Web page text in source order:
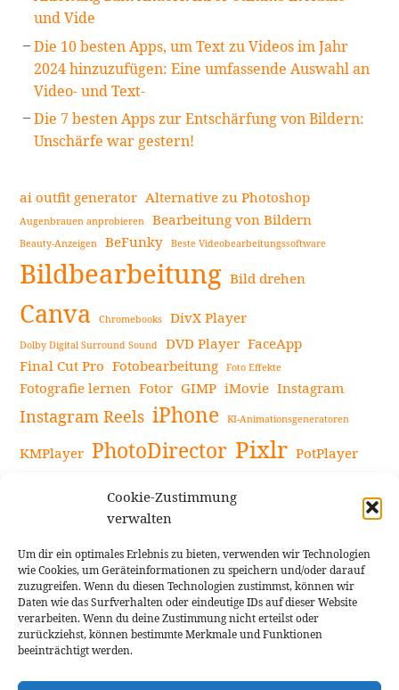
Cookie-Zustimmung
verwalten
Um dir ein optimales Erlebnis zu bieten, verwenden wir Technologien
wie Cookies, um Geräteinformationen zu speichern und/oder darauf
zuzugreifen. Wenn du diesen Technologien zustimmst, können wir
Daten wie das Surfverhalten oder eindeutige IDs auf dieser Website
verarbeiten. Wenn du deine Zustimmung nicht erteilst oder
zurückziehst, können bestimmte Merkmale und Funktionen
beeinträchtigt werden.
und Vide
Die 10 besten Apps, um Text zu Videos im Jahr
2024 hinzuzufügen: Eine umfassende Auswahl an
Video- und Text-
Die 7 besten Apps zur Entschärfung von Bildern:
Unschärfe war gestern!
ai outfit generator Alternative zu Photoshop
Augenbrauen anprobieren Bearbeitung von Bildern
Beauty-Anzeigen BeFunky Beste Videobearbeitungssoftware
Bildbearbeitung Bild drehen
Canva Chromebooks DivX Player
Dolby Digital Surround Sound DVD Player FaceApp
Final Cut Pro Fotobearbeitung Foto Effekte
Fotografie lernen Fotor GIMP iMovie Instagram
Instagram Reels iPhone KI-Animationsgeneratoren
KMPlayer PhotoDirector Pixlr PotPlayer
Snapseed
Videoaufnahmen Tipps Videobearbeitung
Videoeffekte Vlogit YouTube-Kanal YouTube-Videos